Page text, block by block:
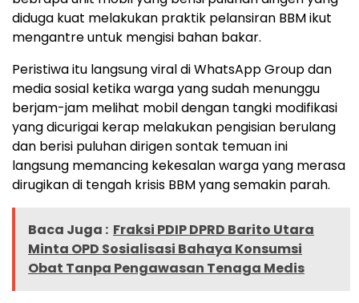
diduga kuat melakukan praktik pelansiran BBM ikut
mengantre untuk mengisi bahan bakar.
Peristiwa itu langsung viral di WhatsApp Group dan
media sosial ketika warga yang sudah menunggu
berjam-jam melihat mobil dengan tangki modifikasi
yang dicurigai kerap melakukan pengisian berulang
dan berisi puluhan dirigen sontak temuan ini
langsung memancing kekesalan warga yang merasa
dirugikan di tengah krisis BBM yang semakin parah.
Baca Juga : Fraksi PDIP DPRD Barito Utara
Minta OPD Sosialisasi Bahaya Konsumsi
Obat Tanpa Pengawasan Tenaga Medis